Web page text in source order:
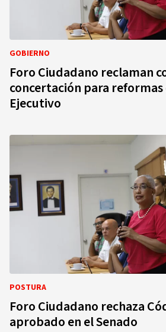
GOBIERNO
Foro Ciudadano reclaman
concertación para
Ejecutivo
POSTURA
Foro Ciudadano rechaza
aprobado en el Senado